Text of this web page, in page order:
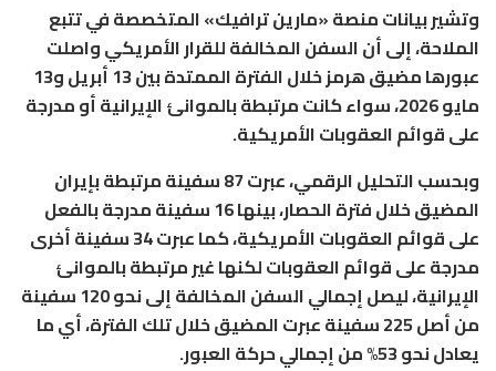
وتشير بيانات منصة «مارين ترافيك» المتخصصة في تتبع
الملاحة، إلى أن السفن المخالفة للقرار الأمريكي واصلت
عبورها مضيق هرمز خلال الفترة الممتدة بين 13 أبريل و13
مايو 2026، سواء كانت مرتبطة بالموانئ الإيرانية أو مدرجة
على قوائم العقوبات الأمريكية.
وبحسب التحليل الرقمي، عبرت 87 سفينة مرتبطة بإيران
المضيق خلال فترة الحصار، بينها 16 سفينة مدرجة بالفعل
على قوائم العقوبات الأمريكية، كما عبرت 34 سفينة أخرى
مدرجة على قوائم العقوبات لكنها غير مرتبطة بالموانئ
الإيرانية، ليصل إجمالي السفن المخالفة إلى نحو 120 سفينة
من أصل 225 سفينة عبرت المضيق خلال تلك الفترة، أي ما
يعادل نحو 53% من إجمالي حركة العبور.